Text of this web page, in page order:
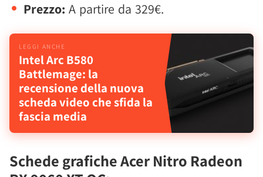
Prezzo: A partire da 329€.
Intel Arc B580
Battlemage: la
recensione della nuova
scheda video che sfida la
fascia media
Schede grafiche Acer Nitro Radeon